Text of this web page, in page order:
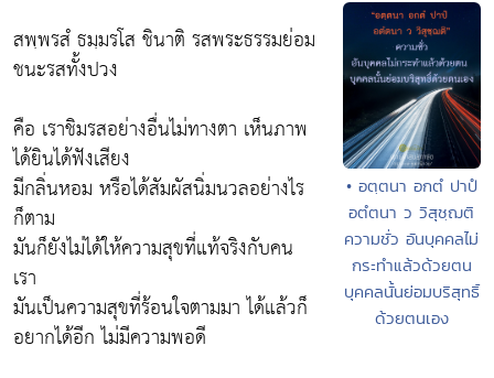
สพฺพรสํ ธมฺมรโส ชินาติ รสพระธรรมย่อม
ชนะรสทั้งปวง
คือ เราชิมรสอย่างอื่นไม่ทางตา เห็นภาพ
ได้ยินได้ฟังเสียง
มีกลิ่นหอม หรือได้สัมผัสนิ่มนวลอย่างไร
ก็ตาม
มันก็ยังไม่ได้ให้ความสุขที่แท้จริงกับคน
เรา
มันเป็นความสุขที่ร้อนใจตามมา ได้แล้วก็
อยากได้อีก ไม่มีความพอดี
• อตฺตนา อกตํ ปาปํ
อตํตนา ว วิสุชฺฌติ
ความชั่ว อันบุคคลไม่
กระทำแล้วด้วยตน
บุคคลนั้นย่อมบริสุทธิ์
ด้วยตนเอง